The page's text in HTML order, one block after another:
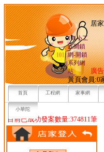
101小工
匠開鎖
網-開鎖
系列網
站
居
廣
黃頁會員
首頁 工程網 家事網
小華陀
目前已成功發案數量:374811筆